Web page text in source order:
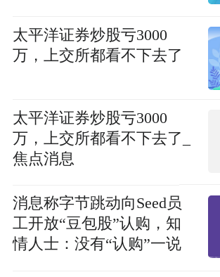
太平洋证券炒股亏3000
万，上交所都看不下去了
太平洋证券炒股亏3000
万，上交所都看不下去了_
焦点消息
消息称字节跳动向Seed员
工开放“豆包股”认购，知
情人士：没有“认购”一说